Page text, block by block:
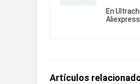
En
Artículos